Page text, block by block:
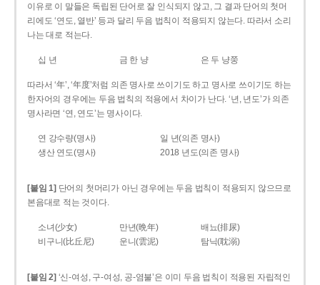
이유로 이 말들은 독립된 단어로 잘 인식되지 않고, 그 결과 단어의 첫머
리에도 ‘연도, 열반’ 등과 달리 두음 법칙이 적용되지 않는다. 따라서 소리
나는 대로 적는다.
십 년 금 한 냥 은 두 냥쭝
따라서 ‘年’, ‘年度’처럼 의존 명사로 쓰이기도 하고 명사로 쓰이기도 하는
한자어의 경우에는 두음 법칙의 적용에서 차이가 난다. ‘년, 년도’가 의존
명사라면 ‘연, 연도’는 명사이다.
연 강수량(명사)
일 년(의존 명사)
생산 연도(명사)
2018 년도(의존 명사)
[붙임 1] 단어의 첫머리가 아닌 경우에는 두음 법칙이 적용되지 않으므로
본음대로 적는 것이다.
소녀(少女) 만년(晩年)
배뇨(排尿)
비구니(比丘尼)
운니(雲泥) 탐닉(耽溺)
[붙임 2] ‘신-여성, 구-여성, 공-염불’은 이미 두음 법칙이 적용된 자립적인